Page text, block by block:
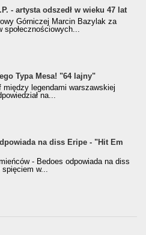
- artysta odszedł w wieku 47 lat
Górniczej Marcin Bazylak za
społecznościowych...
Typa Mesa! "64 lajny"
między legendami warszawskiej
na...
na diss Eripe - "Hit Em
- Bedoes odpowiada na diss
spięciem w...